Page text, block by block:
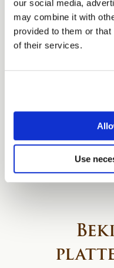
our social media,
may combine it with
provided to them or
of their services.
Use
Gebruik van
beamer,
scherm, wifi en
flipover
Trainerskit
Overnachting